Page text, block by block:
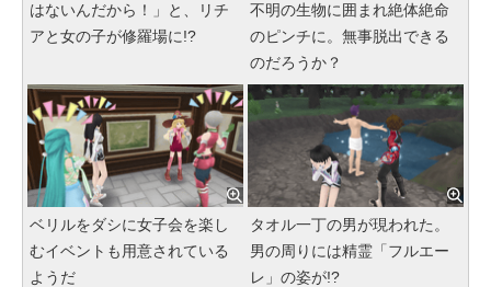
はないんだから！」と、リチ
アと女の子が修羅場に!?
不明の生物に囲まれ絶体絶命
のピンチに。無事脱出できる
のだろうか？
ベリルをダシに女子会を楽し
むイベントも用意されている
ようだ
タオル一丁の男が現われた。
男の周りには精霊「フルエー
レ」の姿が!?